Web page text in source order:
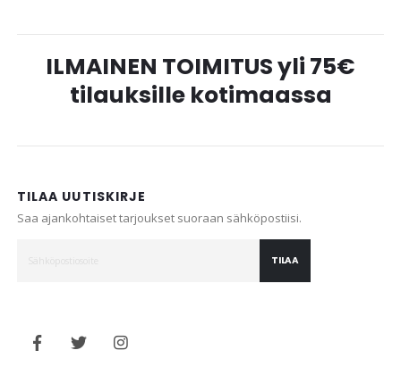
ILMAINEN TOIMITUS yli 75€
tilauksille kotimaassa
TILAA UUTISKIRJE
Saa ajankohtaiset tarjoukset suoraan sähköpostiisi.
TILAA